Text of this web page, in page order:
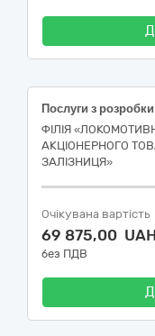
ФІЛІЯ
АКЦІОНЕРНОГО
ЗАЛІЗНИЦЯ»
Очікувана вартість
69 875,00 UAH
без ПДВ